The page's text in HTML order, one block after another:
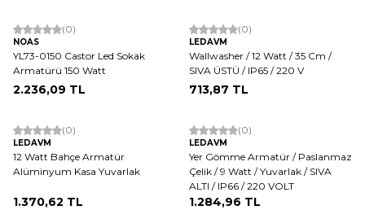
(0)
NOAS
YL73-0150 Castor Led Sokak
Armatürü 150 Watt
2.236,09 TL
(0)
LEDAVM
Wallwasher / 12 Watt / 35 Cm /
SIVA ÜSTÜ / IP65 / 220 V
713,87 TL
(0)
LEDAVM
12 Watt Bahçe Armatür
Alüminyum Kasa Yuvarlak
1.370,62 TL
(0)
LEDAVM
Yer Gömme Armatür / Paslanmaz
Çelik / 9 Watt / Yuvarlak / SIVA
ALTI / IP66 / 220 VOLT
1.284,96 TL